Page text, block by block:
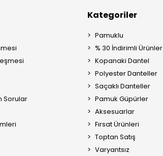
Sorular
Kategoriler
Pamuklu
% 30 İndirimli Ürünler
Kopanaki Dantel
Polyester Danteller
Saçaklı Danteller
Pamuk Güpürler
Aksesuarlar
Fırsat Ürünleri
Toptan Satış
Varyantsız